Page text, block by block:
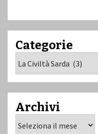
Categorie
Archivi